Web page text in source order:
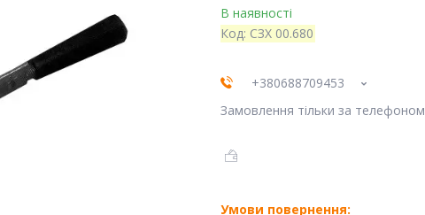
В наявності
Код: СЗХ 00.680
+380688709453
Замовлення тільки за телефоном